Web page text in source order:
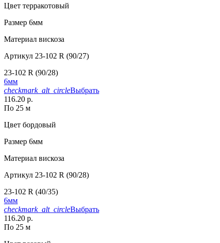
Цвет терракотовый
Размер 6мм
Материал вискоза
Артикул 23-102 R (90/27)
23-102 R (90/28)
6мм
checkmark_alt_circleВыбрать
116.20 р.
По 25 м
Цвет бордовый
Размер 6мм
Материал вискоза
Артикул 23-102 R (90/28)
23-102 R (40/35)
6мм
checkmark_alt_circleВыбрать
116.20 р.
По 25 м